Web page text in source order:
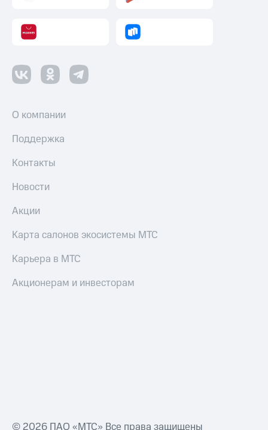
О компании
Поддержка
Контакты
Новости
Акции
Карта салонов экосистемы МТС
Карьера в МТС
Акционерам и инвесторам
© 2026 ПАО «МТС» Все права защищены